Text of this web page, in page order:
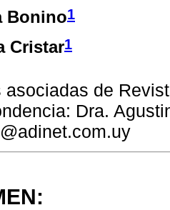
Bonino1
Cristar1
asociadas de
Dra.